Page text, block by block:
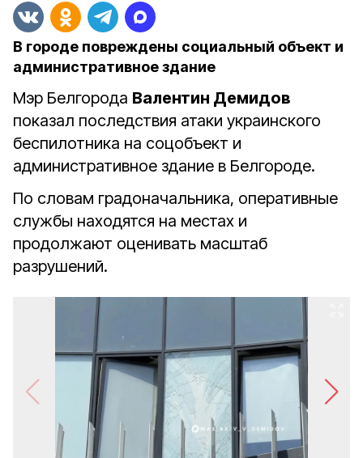
В городе повреждены социальный объект и
административное здание
Мэр Белгорода Валентин Демидов
показал последствия атаки украинского
беспилотника на соцобъект и
административное здание в Белгороде.
По словам градоначальника, оперативные
службы находятся на местах и
продолжают оценивать масштаб
разрушений.